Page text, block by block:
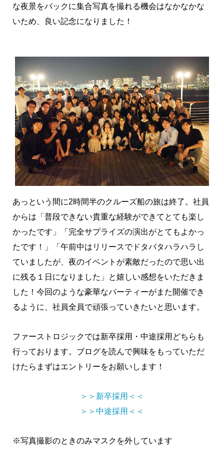
な夜景をバックに集合写真を撮れる機会はなかなかな
いため、良い記念になりました！
あっという間に2時間半のクルーズ船の旅は終了。社員
からは「普段できない貴重な経験ができてとても楽し
かったです」「完全サプライズの演出がとてもよかっ
たです！」「午前中はリリースでドタバタハラハラし
ていましたが、夜のイベントが素敵だったので思い出
に残る１日になりました」と嬉しい感想をいただきま
した！今回のような豪華なパーティーがまた開催でき
るように、社員全員で頑張っていきたいと思います。
ファーストロジックでは新卒採用・中途採用どちらも
行っております。ブログを読んで興味をもっていただ
けたらまずはエントリーをお願いします！
＞＞新卒採用＜＜
＞＞中途採用＜＜
※写真撮影のときのみマスクを外しています